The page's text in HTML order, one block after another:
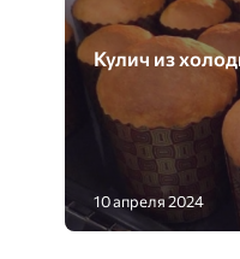
Кулич из
10 апреля 2024